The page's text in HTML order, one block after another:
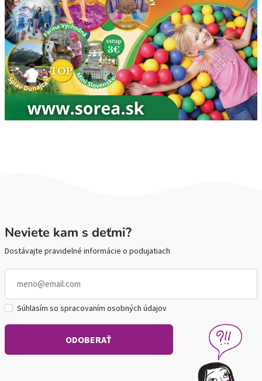
Neviete kam s deťmi?
Dostávajte pravidelné informácie o podujatiach
Súhlasím so spracovaním osobných údajov